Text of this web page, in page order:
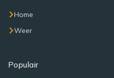
Home
Weer
Populair